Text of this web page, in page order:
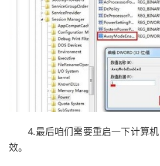
4.最后咱们需要重启一下计算机
效。